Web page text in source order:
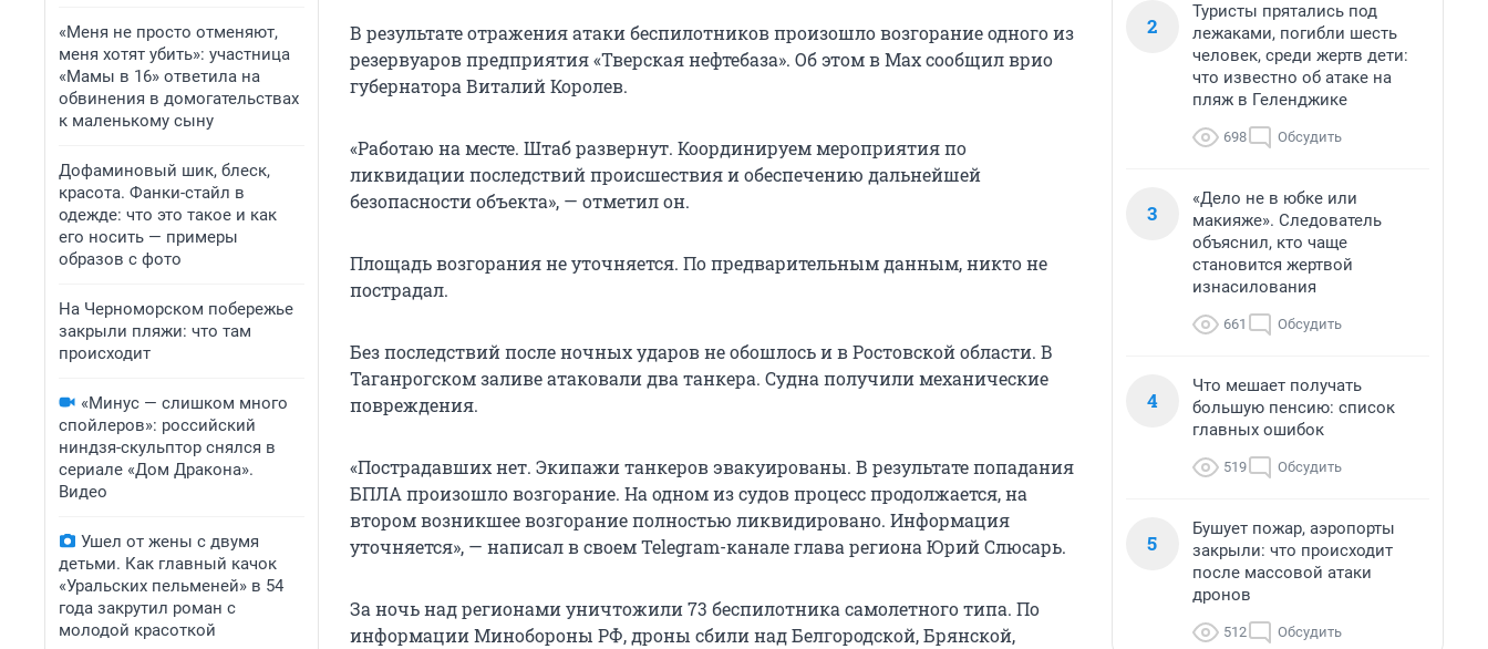
«Меня не просто отменяют,
меня хотят убить»: участница
«Мамы в 16» ответила на
обвинения в домогательствах
к маленькому сыну
Дофаминовый шик, блеск,
красота. Фанки-стайл в
одежде: что это такое и как
его носить — примеры
образов с фото
На Черноморском побережье
закрыли пляжи: что там
происходит
«Минус — слишком много
спойлеров»: российский
ниндзя-скульптор снялся в
сериале «Дом Дракона».
Видео
Ушел от жены с двумя
детьми. Как главный качок
«Уральских пельменей» в 54
года закрутил роман с
молодой красоткой
В результате отражения атаки беспилотников произошло возгорание одного из
резервуаров предприятия «Тверская нефтебаза». Об этом в Max сообщил врио
губернатора Виталий Королев.
«Работаю на месте. Штаб развернут. Координируем мероприятия по
ликвидации последствий происшествия и обеспечению дальнейшей
безопасности объекта», — отметил он.
Площадь возгорания не уточняется. По предварительным данным, никто не
пострадал.
Без последствий после ночных ударов не обошлось и в Ростовской области. В
Таганрогском заливе атаковали два танкера. Судна получили механические
повреждения.
«Пострадавших нет. Экипажи танкеров эвакуированы. В результате попадания
БПЛА произошло возгорание. На одном из судов процесс продолжается, на
втором возникшее возгорание полностью ликвидировано. Информация
уточняется», — написал в своем Telegram-канале глава региона Юрий Слюсарь.
За ночь над регионами уничтожили 73 беспилотника самолетного типа. По
информации Минобороны РФ, дроны сбили над Белгородской, Брянской,
2
Туристы прятались под
лежаками, погибли шесть
человек, среди жертв дети:
что известно об атаке на
пляж в Геленджике
698 Обсудить
3
«Дело не в юбке или
макияже». Следователь
объяснил, кто чаще
становится жертвой
изнасилования
661 Обсудить
4
Что мешает получать
большую пенсию: список
главных ошибок
519 Обсудить
5
Бушует пожар, аэропорты
закрыли: что происходит
после массовой атаки
дронов
512 Обсудить